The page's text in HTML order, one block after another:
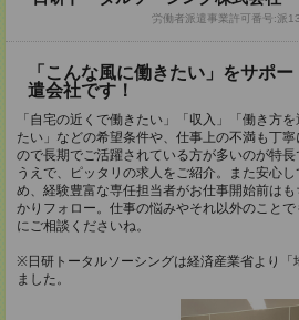
労働者派遣事業許可番号:派
「こんな風に働きたい」をサポ
遣会社です！
「自宅の近くで働きたい」「収入」「働き方
たい」などの希望条件や、仕事上の不満も丁
ので長期でご活躍されている方が多いのが特
うえで、ピッタリの求人をご紹介。また安心
め、経験豊富な専任担当者がお仕事開始前は
かりフォロー。仕事の悩みやそれ以外のこと
にご相談くださいね。
※日研トータルソーシングは経済産業省より「
ました。